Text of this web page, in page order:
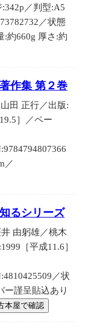
／判型:A5
／状態
:約660g 厚さ:約
作集 第２巻
田 正行／出版:
］／ペー
／
るシリーズ
由躬雄／桃木
［平成11.6］
／状
ー謹呈貼込あり
本屋で確認